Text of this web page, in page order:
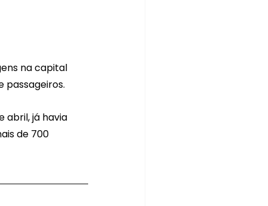
na capital
passageiros.
abril, já havia
de 700